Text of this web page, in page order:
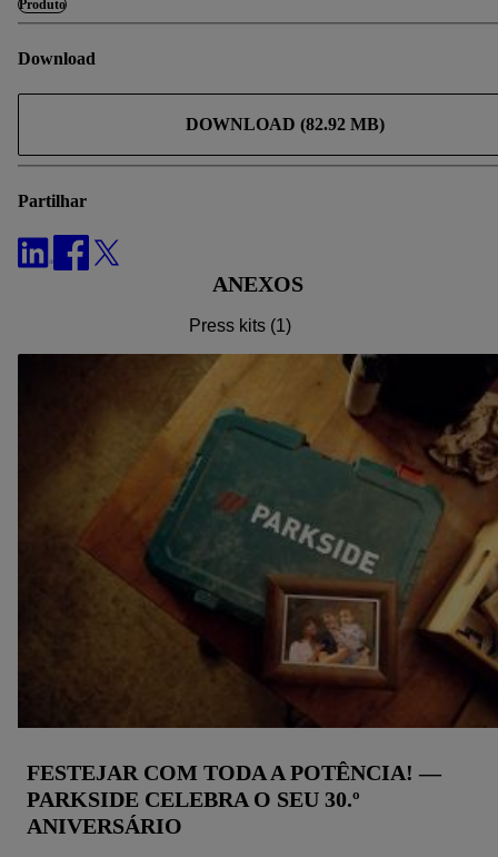
Produto
Download
DOWNLOAD (82.92 MB)
Partilhar
ANEXOS
Press kits (1)
FESTEJAR COM TODA A POTÊNCIA! —
PARKSIDE CELEBRA O SEU 30.º
ANIVERSÁRIO
consulte a nossapolítica de proteção de dados.Pode consultar
a nossa ficha técnica aqui.